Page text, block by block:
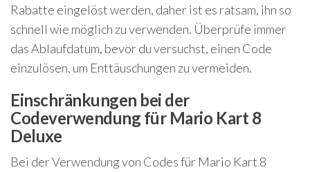
Rabatte eingelöst werden, daher ist es ratsam, ihn so
schnell wie möglich zu verwenden. Überprüfe immer
das Ablaufdatum, bevor du versuchst, einen Code
einzulösen, um Enttäuschungen zu vermeiden.
Einschränkungen bei der
Codeverwendung für Mario Kart 8
Deluxe
Bei der Verwendung von Codes für Mario Kart 8